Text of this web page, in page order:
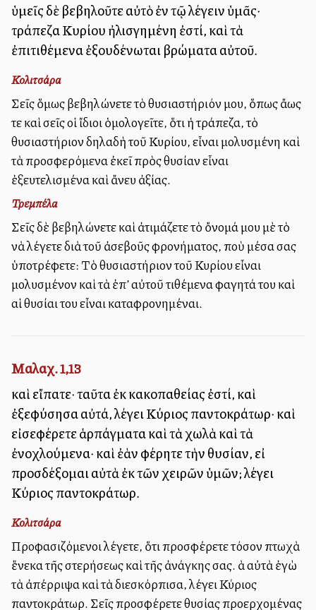
ὑμεῖς δὲ βεβηλοῦτε αὐτὸ ἐν τῷ λέγειν ὑμᾶς·
τράπεζα Κυρίου ἠλισγημένη ἐστί, καὶ τὰ
ἐπιτιθέμενα ἐξουδένωται βρώματα αὐτοῦ.
Κολιτσάρα
Σεῖς ὅμως βεβηλώνετε τὸ θυσιαστήριόν μου, ὅπως ἄλλως
τε καὶ σεῖς οἱ ἴδιοι ὁμολογεῖτε, ὅτι ἡ τράπεζα, τὸ
θυσιαστήριον δηλαδὴ τοῦ Κυρίου, εἶναι μολυσμένη καὶ
τὰ προσφερόμενα ἐκεῖ πρὸς θυσίαν εἶναι
ἐξευτελισμένα καὶ ἄνευ ἀξίας.
Τρεμπέλα
Σεῖς δὲ βεβηλώνετε καὶ ἀτιμάζετε τὸ ὄνομά μου μὲ τὸ
νὰ λέγετε διὰ τοῦ ἀσεβοῦς φρονήματος, ποὺ μέσα σας
ὑποτρέφετε: Τὸ θυσιαστήριον τοῦ Κυρίου εἶναι
μολυσμένον καὶ τὰ ἐπ’ αὐτοῦ τιθέμενα φαγητά του καὶ
αἱ θυσίαι του εἶναι καταφρονημέναι.
Μαλαχ. 1,13
καὶ εἴπατε· ταῦτα ἐκ κακοπαθείας ἐστί, καὶ
ἐξεφύσησα αὐτά, λέγει Κύριος παντοκράτωρ· καὶ
εἰσεφέρετε ἁρπάγματα καὶ τὰ χωλὰ καὶ τὰ
ἐνοχλούμενα· καὶ ἐὰν φέρητε τὴν θυσίαν, εἰ
προσδέξομαι αὐτὰ ἐκ τῶν χειρῶν ὑμῶν; λέγει
Κύριος παντοκράτωρ.
Κολιτσάρα
Προφασιζόμενοι λέγετε, ὅτι προσφέρετε τόσον πτωχὰ
ἕνεκα τῆς στερήσεως καὶ τῆς ἀνάγκης σας. Ἀλλὰ αὐτὰ ἐγὼ
τὰ ἀπέρριψα καὶ τὰ διεσκόρπισα, λέγει Κύριος
παντοκράτωρ. Σεῖς προσφέρετε θυσίας προερχομένας